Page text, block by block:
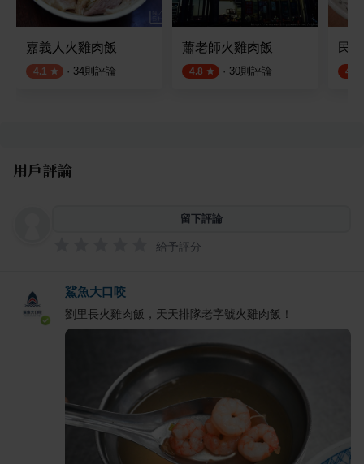
嘉義人火雞肉飯
4.1 · 34則評論
蕭老師火雞肉飯
4.8 · 30則評論
民
4.5
用戶評論
留下評論
給予評分
鯊魚大口咬
劉里長火雞肉飯，天天排隊老字號火雞肉飯！